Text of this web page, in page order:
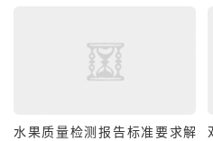
水果质量检测报告标准要求解